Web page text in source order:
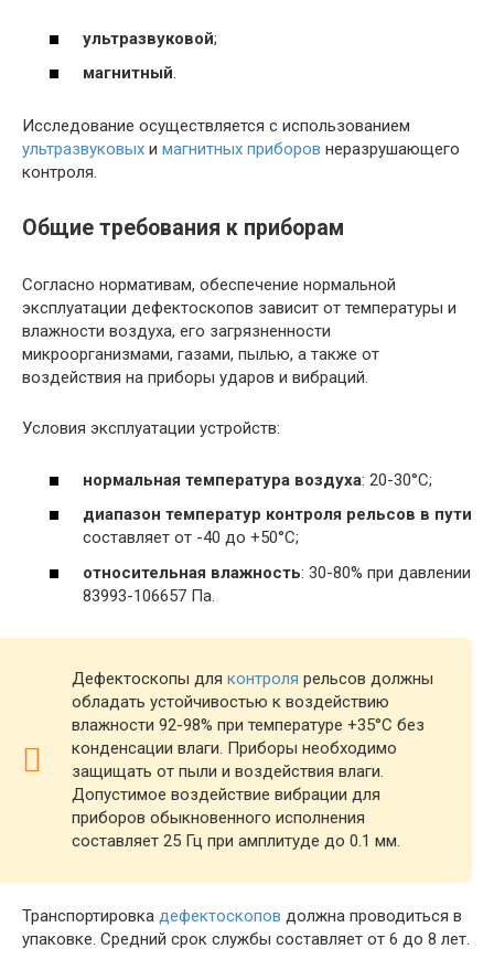
ультразвуковой;
магнитный.
Исследование осуществляется с использованием
ультразвуковых и магнитных приборов неразрушающего
контроля.
Общие требования к приборам
Согласно нормативам, обеспечение нормальной
эксплуатации дефектоскопов зависит от температуры и
влажности воздуха, его загрязненности
микроорганизмами, газами, пылью, а также от
воздействия на приборы ударов и вибраций.
Условия эксплуатации устройств:
нормальная температура воздуха: 20-30°С;
диапазон температур контроля рельсов в пути
составляет от -40 до +50°С;
относительная влажность: 30-80% при давлении
83993-106657 Па.
Дефектоскопы для контроля рельсов должны
обладать устойчивостью к воздействию
влажности 92-98% при температуре +35°С без
конденсации влаги. Приборы необходимо
защищать от пыли и воздействия влаги.
Допустимое воздействие вибрации для
приборов обыкновенного исполнения
составляет 25 Гц при амплитуде до 0.1 мм.
Транспортировка дефектоскопов должна проводиться в
упаковке. Средний срок службы составляет от 6 до 8 лет.